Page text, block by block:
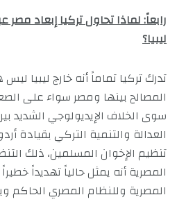
رابعاً: لماذا تحاول تركيا إبعاد
ليبيا؟
تدرك تركيا تماماً أنه خارج ليبيا
المصالح بينها ومصر سواء على
سوى الخلاف الإيديولوجي الشديد
العدالة والتنمية التركي بقيادة
تنظيم الإخوان المسلمين، ذلك
المصرية أنه يمثل حالياً تهديداً
المصرية وللنظام المصري الحاكم